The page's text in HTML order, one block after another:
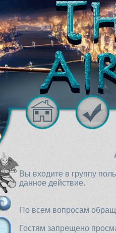
Вы входите в группу
данное действие.
По всем вопросам
Гостям запрещено